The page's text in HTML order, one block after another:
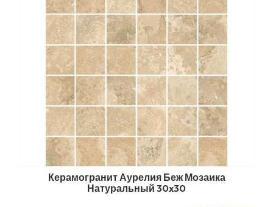
Керамогранит Аурелия Беж Мозаика
Натуральный 30x30